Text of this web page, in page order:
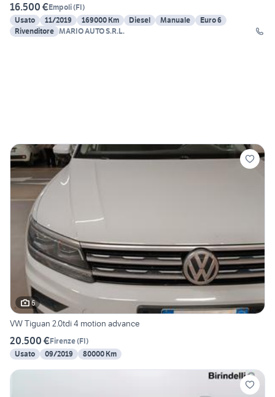
16.500 €Empoli(FI)
Usato
11/2019 169000 Km Diesel Manuale
Euro 6
Rivenditore MARIO AUTO S.R.L.
6
VW Tiguan 2.0tdi 4 motion advance
20.500 €Firenze(FI)
Usato
09/2019 80000 Km